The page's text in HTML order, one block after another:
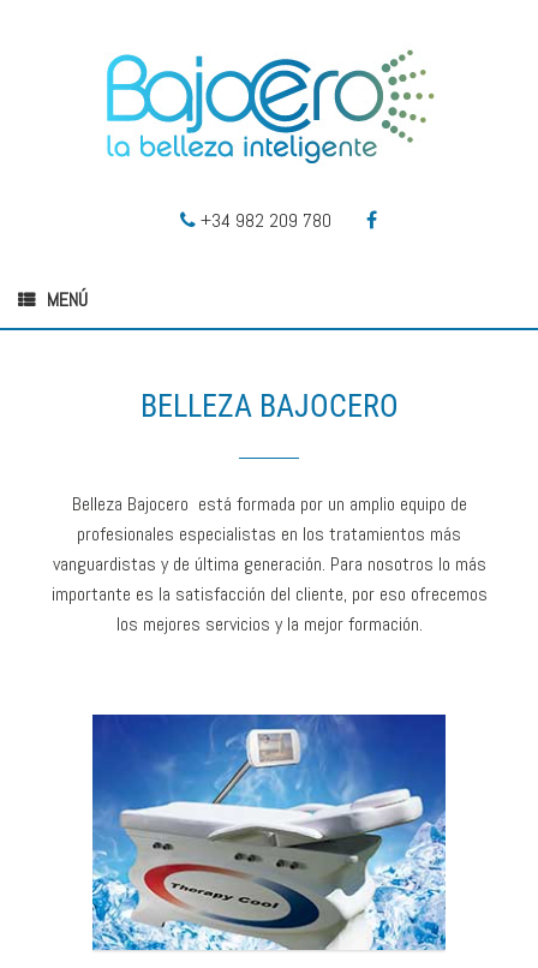
+34 982 209 780
MENÚ
BELLEZA BAJOCERO
Belleza Bajocero está formada por un amplio equipo de
profesionales especialistas en los tratamientos más
vanguardistas y de última generación. Para nosotros lo más
importante es la satisfacción del cliente, por eso ofrecemos
los mejores servicios y la mejor formación.